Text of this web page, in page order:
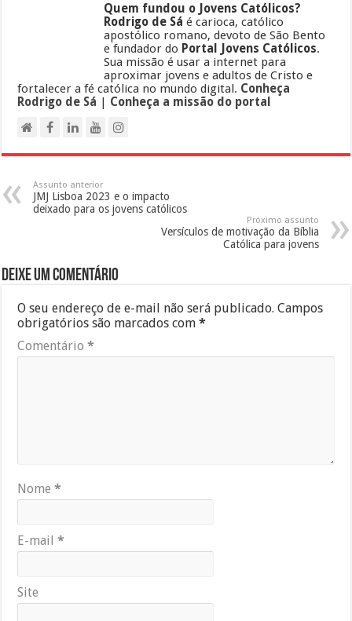
Quem fundou o Jovens Católicos?
Rodrigo de Sá é carioca, católico
apostólico romano, devoto de São Bento
e fundador do Portal Jovens Católicos.
Sua missão é usar a internet para
aproximar jovens e adultos de Cristo e
fortalecer a fé católica no mundo digital. Conheça
Rodrigo de Sá | Conheça a missão do portal
Assunto anterior
JMJ Lisboa 2023 e o impacto
deixado para os jovens católicos
Próximo assunto
Versículos de motivação da Bíblia
Católica para jovens
Deixe um comentário
O seu endereço de e-mail não será publicado. Campos
obrigatórios são marcados com*
Comentário*
Nome*
E-mail*
Site